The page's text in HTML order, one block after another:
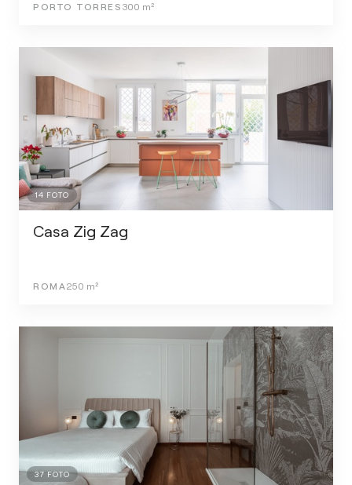
PORTO TORRES 300 m²
14 FOTO
Casa Zig Zag
ROMA 250 m²
37FOTO